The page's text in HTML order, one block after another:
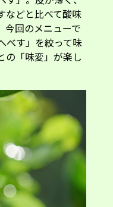
回のメニューで
べす」を絞って味
の「味変」が楽し